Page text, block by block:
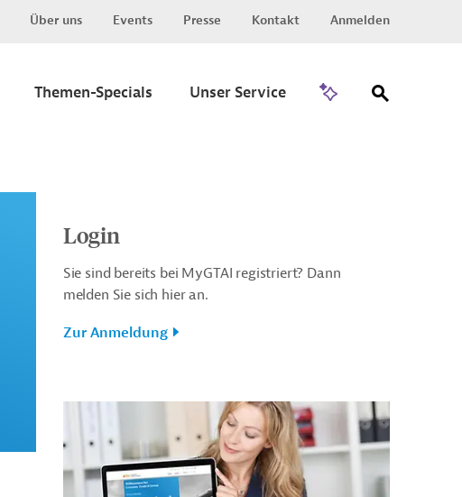
Über uns Events Presse Kontakt Anmelden
Themen-Specials Unser Service
Login
Sie sind bereits bei MyGTAI registriert? Dann
melden Sie sich hier an.
Zur Anmeldung